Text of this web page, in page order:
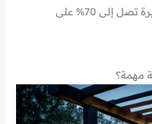
فرص الحصول على تخفيضات كبيرة تصل إلى 70% على
مهمة؟